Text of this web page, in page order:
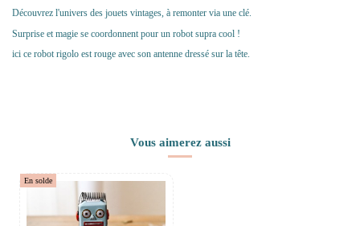
Découvrez l'univers des jouets vintages, à remonter via une clé.
Surprise et magie se coordonnent pour un robot supra cool !
ici ce robot rigolo est rouge avec son antenne dressé sur la tête.
Vous aimerez aussi
En solde